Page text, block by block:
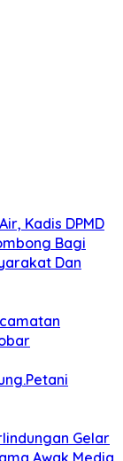
Kadis DPMD
Bagi
Dan
Gelar